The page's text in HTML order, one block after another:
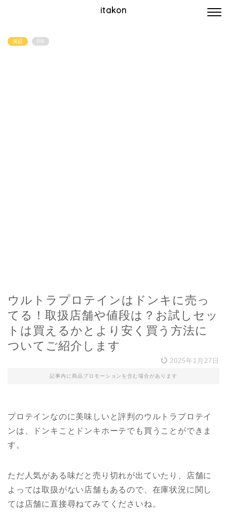
itakon
美容 PR
ウルトラプロテインはドンキに売っ
てる！取扱店舗や値段は？お試しセッ
トは買えるかとより安く買う方法に
ついてご紹介します
2025年1月27日
記事内に商品プロモーションを含む場合があります
プロテインなのに美味しいと評判のウルトラプロテイ
ンは、ドンキことドンキホーテでも買うことができま
す。
ただ人気がある味だと売り切れが出ていたり、店舗に
よっては取扱がない店舗もあるので、在庫状況に関し
ては店舗に直接尋ねてみてくださいね。